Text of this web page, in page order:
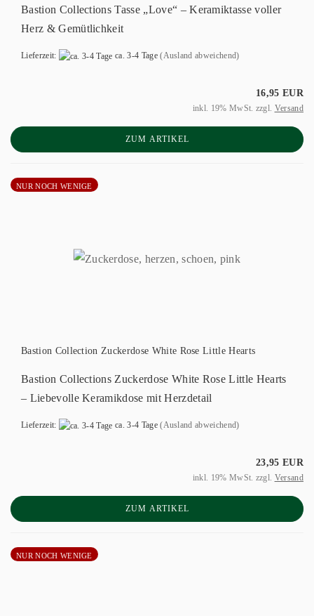
Bastion Collections Tasse „Love“ – Keramiktasse voller
Herz & Gemütlichkeit
Lieferzeit: ca. 3-4 Tage (Ausland abweichend)
16,95 EUR
inkl. 19% MwSt. zzgl. Versand
ZUM ARTIKEL
NUR NOCH WENIGE
Bastion Collection Zuckerdose White Rose Little Hearts
Bastion Collections Zuckerdose White Rose Little Hearts
– Liebevolle Keramikdose mit Herzdetail
Lieferzeit: ca. 3-4 Tage (Ausland abweichend)
23,95 EUR
inkl. 19% MwSt. zzgl. Versand
ZUM ARTIKEL
NUR NOCH WENIGE